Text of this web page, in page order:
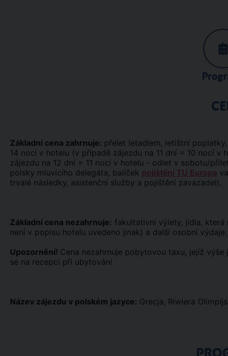
Základní cena zahrnuje: přelet letadlem, letištní
14 nocí v hotelu (v případě zájezdu na 11 dní = 10 nocí
zájezdu na 12 dní = 11 nocí v hotelu - odlet v sobotu/
polsky mluvícího delegáta, balíček pojištění TU Europa
trvalé následky, asistenční služby a pojištění zavazadel).
Základní cena nezahrnuje: fakultativní výlety, jídla, která
není v popisu hotelu uvedeno jinak) a další osobní výdaje.
Upozornění! Cena nezahrnuje pobytovou taxu, jejíž
se na recepci při ubytování
Název zájezdu v polském jazyce: Grecja, Riwiera